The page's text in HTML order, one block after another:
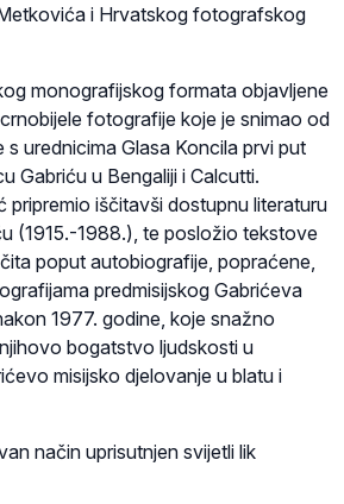
i Hrvatskog fotografskog
monografijskog formata objavljene
fotografije koje je snimao od
s urednicima Glasa Koncila prvi put
Gabriću u Bengaliji i Calcutti.
pripremio iščitavši dostupnu literaturu
(1915.-1988.), te posložio tekstove
poput autobiografije, popraćene,
predmisijskog Gabrićeva
1977. godine, koje snažno
bogatstvo ljudskosti u
misijsko djelovanje u blatu i
način uprisutnjen svijetli lik